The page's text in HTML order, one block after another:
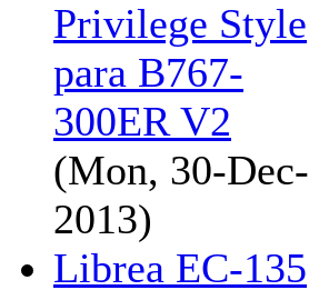
Privilege Style
para B767-
300ER V2
(Mon, 30-Dec-
2013)
Librea EC-135